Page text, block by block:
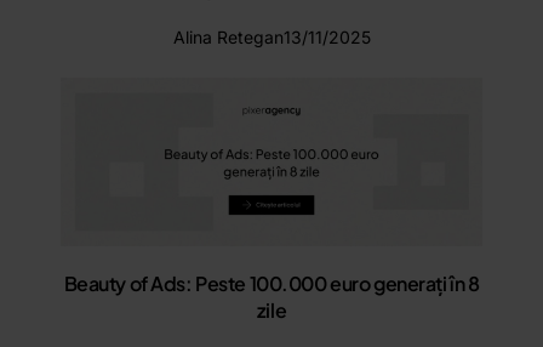
Alina Retegan13/11/2025
Beauty of Ads: Peste 100.000 euro generați în 8
zile